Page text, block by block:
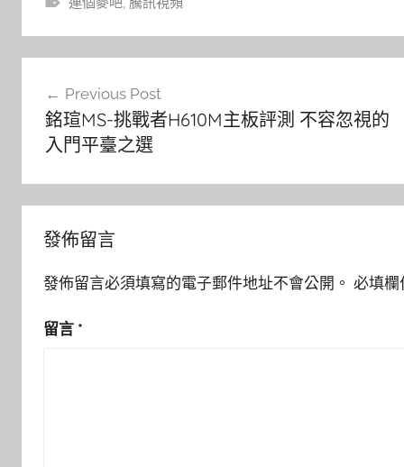
Previous Post
銘瑄MS-挑戰者H610M主板評測 不容忽視的
入門平臺之選
發佈留言
發佈留言必須填寫的電子郵件地址不會公開。 必填
留言 *